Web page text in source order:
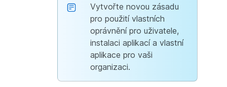
Vytvořte novou zásadu
pro použití vlastních
oprávnění pro uživatele,
instalaci aplikací a vlastní
aplikace pro vaši
organizaci.